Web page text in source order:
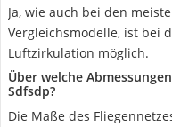
Ja, wie auch bei den
Vergleichsmodelle, ist bei
Luftzirkulation möglich.
Über welche
Sdfsdp?
Die Maße des